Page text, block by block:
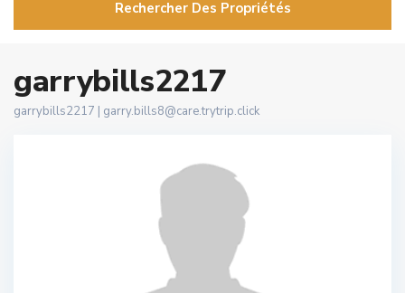
Rechercher Des Propriétés
garrybills2217
garrybills2217 | garry.bills8@care.trytrip.click